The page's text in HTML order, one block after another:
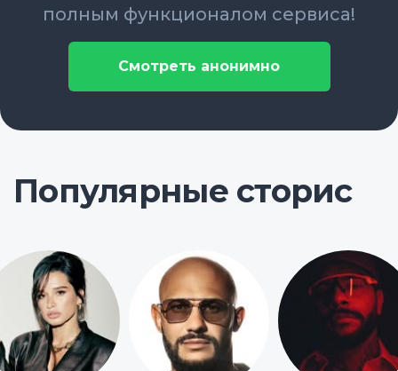
полным функционалом сервиса!
Смотреть анонимно
Популярные сторис